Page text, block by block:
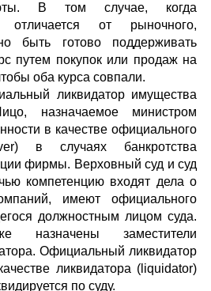
В том случае, когда
от рыночного,
быть готово поддерживать
путем покупок или продаж на
оба курса совпали.
ликвидатор имущества
назначаемое министром
в качестве официального
в случаях банкротства
фирмы. Верховный суд и суд
компетенцию входят дела о
имеют официального
должностным лицом суда.
назначены заместители
Официальный ликвидатор
ликвидатора (liquidator)
по суду.